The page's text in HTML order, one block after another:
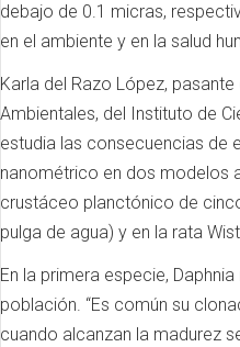
debajo de 0.1 micras,
en el ambiente y en la salud
Karla del Razo López,
Ambientales, del Instituto de
estudia las consecuencias de
nanométrico en dos modelos
crustáceo planctónico de
pulga de agua) y en la rata
En la primera especie,
población. “Es común su
cuando alcanzan la madurez